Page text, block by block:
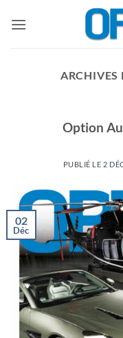
ARCHIVES
Option
PUBLIÉ LE 2
02
Déc